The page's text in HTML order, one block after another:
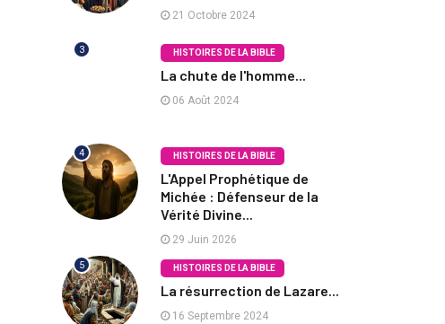
21 Octobre 2024
3 HISTOIRES DE LA BIBLE
La chute de l'homme...
06 Août 2024
4 HISTOIRES DE LA BIBLE
L'Appel Prophétique de
Michée : Défenseur de la
Vérité Divine...
29 Juin 2026
5 HISTOIRES DE LA BIBLE
La résurrection de Lazare...
16 Septembre 2024